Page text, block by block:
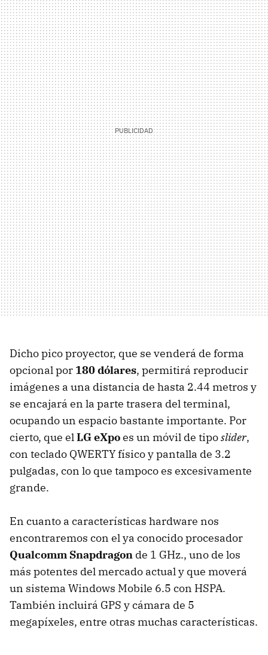
Dicho pico proyector, que se venderá de forma
opcional por 180 dólares, permitirá reproducir
imágenes a una distancia de hasta 2.44 metros y
se encajará en la parte trasera del terminal,
ocupando un espacio bastante importante. Por
cierto, que elLG eXpoes un móvil de tiposlider,
con teclado QWERTY físico y pantalla de 3.2
pulgadas, con lo que tampoco es excesivamente
grande.
En cuanto a características hardware nos
encontraremos con el ya conocido procesador
Qualcomm Snapdragon de 1 GHz., uno de los
más potentes del mercado actual y que moverá
un sistema Windows Mobile 6.5 con HSPA.
También incluirá GPS y cámara de 5
megapíxeles, entre otras muchas características.